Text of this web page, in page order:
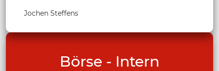
Jochen Steffens
Börse - Intern